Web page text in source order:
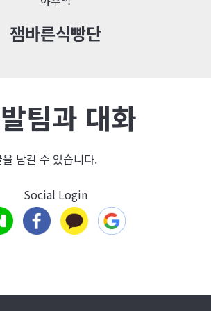
잼바른식빵단
팀과 대화
남길 수 있습니다.
Social Login